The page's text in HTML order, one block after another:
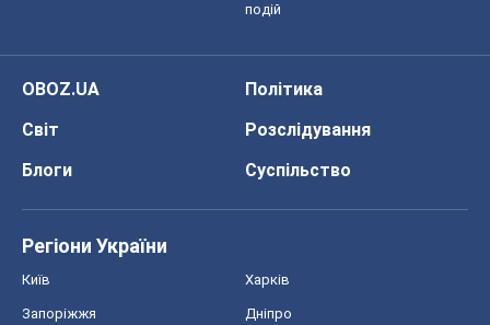
подій
OBOZ.UA
Політика
Світ
Розслідування
Блоги
Суспільство
Регіони України
Київ Харків
Запоріжжя Дніпро